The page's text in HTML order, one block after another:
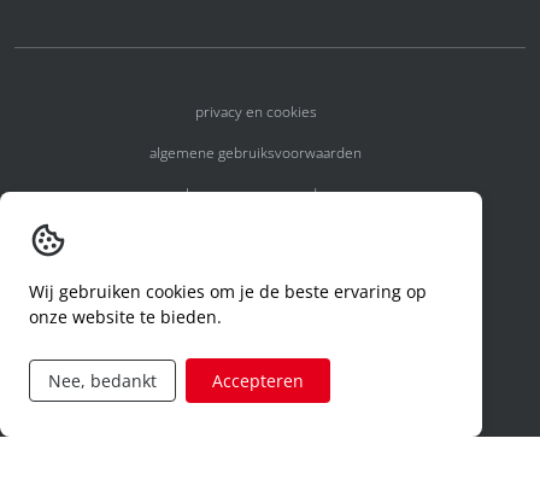
privacy en cookies
algemene gebruiksvoorwaarden
algemene voorwaarden
code of conduct
aanvraag rechten ivm privacy
Wij gebruiken cookies om je de beste ervaring op
onze website te bieden.
Nee, bedankt Accepteren